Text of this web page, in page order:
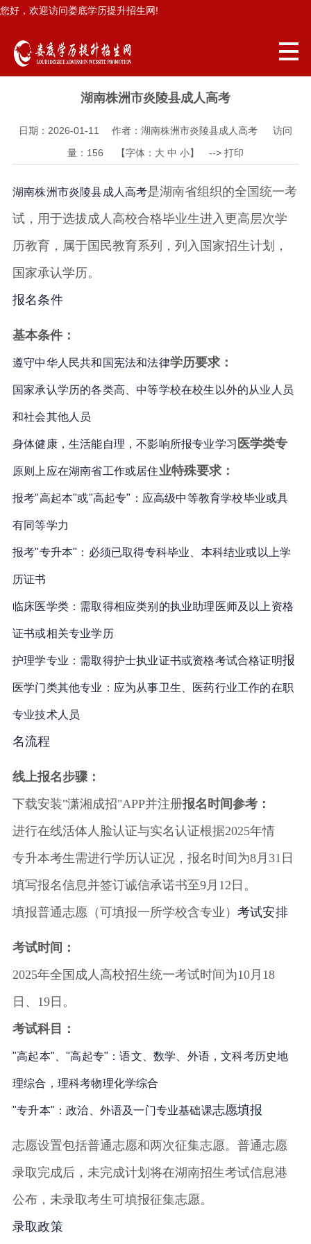
您好，欢迎访问娄底学历提升招生网!
湖南株洲市炎陵县成人高考
日期：2026-01-11 作者：湖南株洲市炎陵县成人高考 访问
量： 156 【字体： 大 中 小】 --> 打印
湖南株洲市炎陵县成人高考是湖南省组织的全国统一考
试，用于选拔成人高校合格毕业生进入更高层次学
历教育，属于国民教育系列，列入国家招生计划，
国家承认学历。
报名条件
基本条件：
遵守中华人民共和国宪法和法律
国家承认学历的各类高、中等学校在校生以外的从业人员
和社会其他人员
身体健康，生活能自理，不影响所报专业学习
原则上应在湖南省工作或居住
学历要求：
报考"高起本"或"高起专"：应高级中等教育学校毕业或具
有同等学力
报考"专升本"：必须已取得专科毕业、本科结业或以上学
历证书
医学类专
业特殊要求：
临床医学类：需取得相应类别的执业助理医师及以上资格
证书或相关专业学历
护理学专业：需取得护士执业证书或资格考试合格证明
医学门类其他专业：应为从事卫生、医药行业工作的在职
专业技术人员
报
名流程
线上报名步骤：
下载安装"潇湘成招"APP并注册
进行在线活体人脸认证与实名认证
专升本考生需进行学历认证
填写报名信息并签订诚信承诺书
填报普通志愿（可填报一所学校含专业）
报名时间参考：
根据2025年情
况，报名时间为8月31日
至9月12日 。
考试安排
考试时间：
2025年全国成人高校招生统一考试时间为10月18
日、19日 。
考试科目：
"高起本"、"高起专"：语文、数学、外语，文科考历史地
理综合，理科考物理化学综合
"专升本"：政治、外语及一门专业基础课志愿填报
志愿设置包括普通志愿和两次征集志愿。普通志愿
录取完成后，未完成计划将在湖南招生考试信息港
公布，未录取考生可填报征集志愿。
录取政策